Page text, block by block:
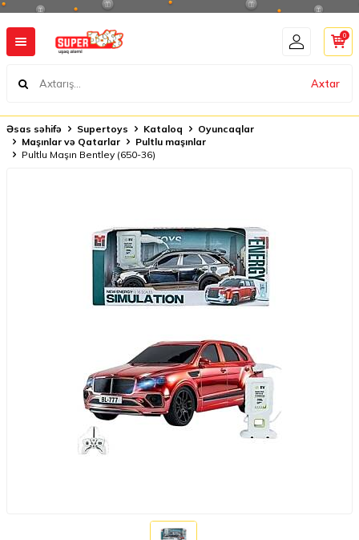
Axtar
0
Əsas səhifə Supertoys Kataloq
Oyuncaqlar
Maşınlar və Qatarlar
Pultlu maşınlar
Pultlu Maşın Bentley (650-36)